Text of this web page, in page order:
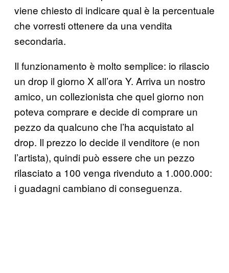
viene chiesto di indicare qual è la percentuale
che vorresti ottenere da una vendita
secondaria.
Il funzionamento è molto semplice: io rilascio
un drop il giorno X all’ora Y. Arriva un nostro
amico, un collezionista che quel giorno non
poteva comprare e decide di comprare un
pezzo da qualcuno che l’ha acquistato al
drop. Il prezzo lo decide il venditore (e non
l’artista), quindi può essere che un pezzo
rilasciato a 100 venga rivenduto a 1.000.000:
i guadagni cambiano di conseguenza.